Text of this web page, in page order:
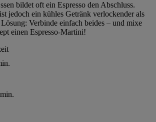
bildet oft ein Espresso den Abschluss.
jedoch ein kühles Getränk verlockender als
Verbinde einfach beides – und mixe
einen Espresso-Martini!